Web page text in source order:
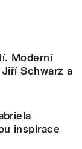
Moderní
Schwarz a
inspirace